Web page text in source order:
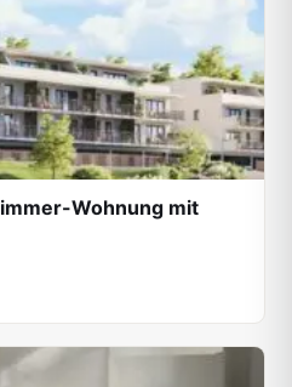
Wohnung mit